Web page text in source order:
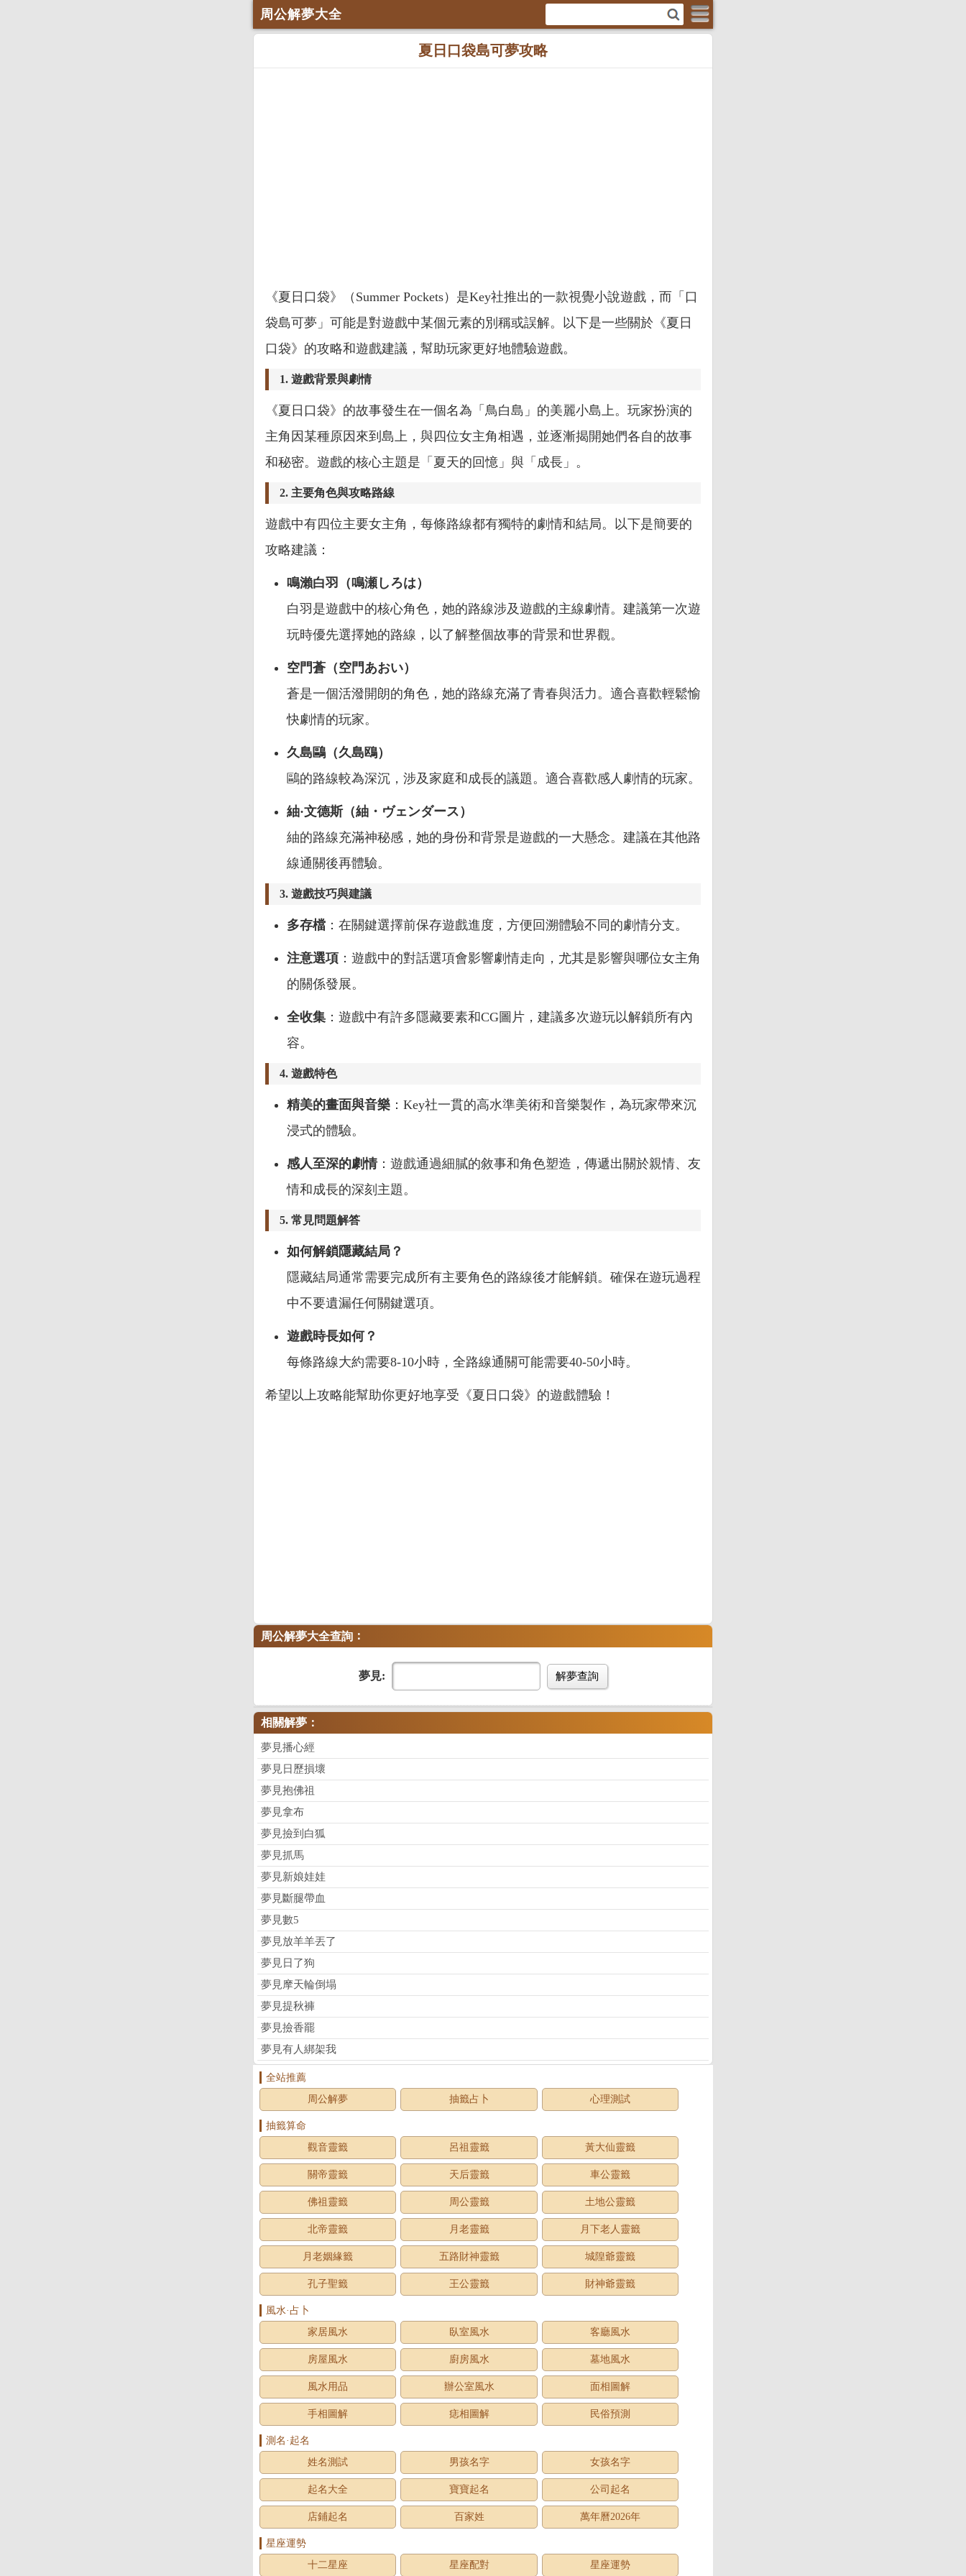
周公解夢大全
夏日口袋島可夢攻略
《夏日口袋》（Summer Pockets）是Key社推出的一款視覺小說遊戲，而「口
袋島可夢」可能是對遊戲中某個元素的別稱或誤解。以下是一些關於《夏日
口袋》的攻略和遊戲建議，幫助玩家更好地體驗遊戲。
1. 遊戲背景與劇情
《夏日口袋》的故事發生在一個名為「鳥白島」的美麗小島上。玩家扮演的
主角因某種原因來到島上，與四位女主角相遇，並逐漸揭開她們各自的故事
和秘密。遊戲的核心主題是「夏天的回憶」與「成長」。
2. 主要角色與攻略路線
遊戲中有四位主要女主角，每條路線都有獨特的劇情和結局。以下是簡要的
攻略建議：
鳴瀨白羽（鳴瀬しろは）
白羽是遊戲中的核心角色，她的路線涉及遊戲的主線劇情。建議第一次遊
玩時優先選擇她的路線，以了解整個故事的背景和世界觀。
空門蒼（空門あおい）
蒼是一個活潑開朗的角色，她的路線充滿了青春與活力。適合喜歡輕鬆愉
快劇情的玩家。
久島鷗（久島鴎）
鷗的路線較為深沉，涉及家庭和成長的議題。適合喜歡感人劇情的玩家。
紬·文德斯（紬・ヴェンダース）
紬的路線充滿神秘感，她的身份和背景是遊戲的一大懸念。建議在其他路
線通關後再體驗。
3. 遊戲技巧與建議
多存檔 ：在關鍵選擇前保存遊戲進度，方便回溯體驗不同的劇情分支。
注意選項 ：遊戲中的對話選項會影響劇情走向，尤其是影響與哪位女主角
的關係發展。
全收集 ：遊戲中有許多隱藏要素和CG圖片，建議多次遊玩以解鎖所有內
容。
4. 遊戲特色
精美的畫面與音樂 ：Key社一貫的高水準美術和音樂製作，為玩家帶來沉
浸式的體驗。
感人至深的劇情：遊戲通過細膩的敘事和角色塑造，傳遞出關於親情、友
情和成長的深刻主題。
5. 常見問題解答
如何解鎖隱藏結局？
隱藏結局通常需要完成所有主要角色的路線後才能解鎖。確保在遊玩過程
中不要遺漏任何關鍵選項。
遊戲時長如何？
每條路線大約需要8-10小時，全路線通關可能需要40-50小時。
希望以上攻略能幫助你更好地享受《夏日口袋》的遊戲體驗！
周公解夢大全查詢 ：
夢見: 解夢查詢
相關解夢：
夢見播心經
夢見日歷損壞
夢見抱佛祖
夢見拿布
夢見撿到白狐
夢見抓馬
夢見新娘娃娃
夢見斷腿帶血
夢見數5
夢見放羊羊丟了
夢見日了狗
夢見摩天輪倒塌
夢見提秋褲
夢見撿香罷
夢見有人綁架我
全站推薦
周公解夢
抽籤占卜 心理測試
抽籤算命
觀音靈籤
呂祖靈籤 黃大仙靈籤
關帝靈籤 天后靈籤 車公靈籤
佛祖靈籤 周公靈籤 土地公靈籤
北帝靈籤 月老靈籤 月下老人靈籤
月老姻緣籤 五路財神靈籤 城隍爺靈籤
孔子聖籤 王公靈籤 財神爺靈籤
風水·占卜
家居風水
臥室風水 客廳風水
房屋風水 廚房風水 墓地風水
風水用品 辦公室風水 面相圖解
手相圖解 痣相圖解 民俗預測
測名·起名
姓名測試
男孩名字 女孩名字
起名大全 寶寶起名 公司起名
店鋪起名 百家姓 萬年曆2026年
星座運勢
十二星座
星座配對 星座運勢